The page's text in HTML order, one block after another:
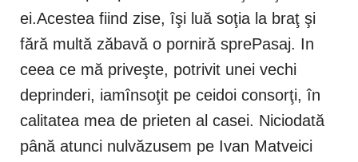
ei.Acestea fiind zise, îşi luă soţia la braţ şi
fără multă zăbavă o porniră sprePasaj. In
ceea ce mă priveşte, potrivit unei vechi
deprinderi, iamînsoţit pe ceidoi consorţi, în
calitatea mea de prieten al casei. Niciodată
până atunci nulvăzusem pe Ivan Matveici